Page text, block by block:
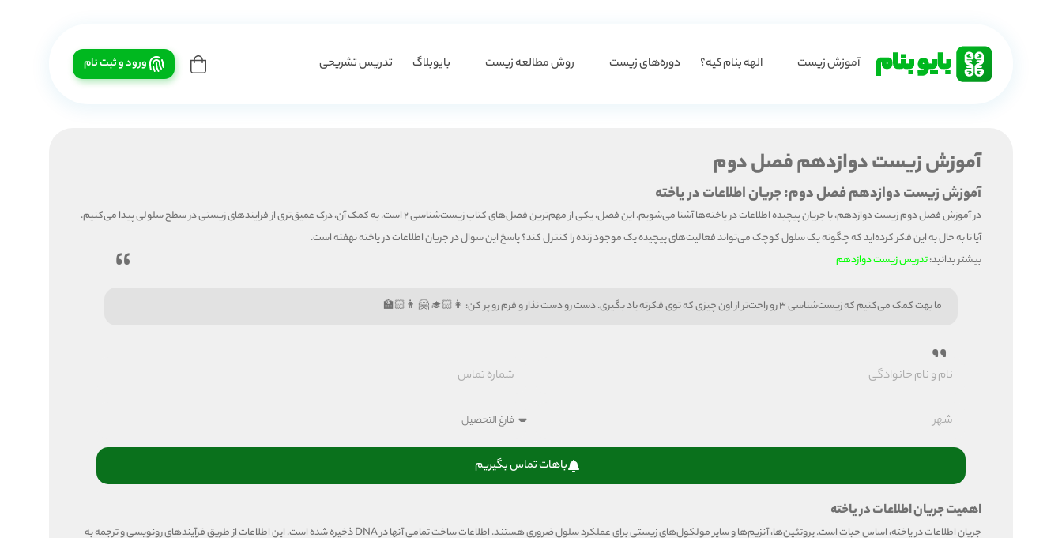
آموزش زیست الهه بنام کیه؟ دوره‌های زیست روش مطالعه زیست بایوبلاگ تدریس تشریحی ورود و ثبت نام
آموزش زیست دوازدهم فصل دوم
آموزش زیست دوازدهم فصل دوم: جریان اطلاعات در یاخته
در آموزش فصل دوم زیست دوازدهم، با جریان پیچیده اطلاعات در یاخته‌ها آشنا می‌شویم. این فصل، یکی از مهم‌ترین فصل‌های کتاب زیست‌شناسی 2 است. به کمک آن، درک عمیق‌تری از فرایندهای زیستی در سطح سلولی پیدا می‌کنیم.
آیا تا به حال به این فکر کرده‌اید که چگونه یک سلول کوچک می‌تواند فعالیت‌های پیچیده یک موجود زنده را کنترل کند؟ پاسخ این سوال در جریان اطلاعات در یاخته نهفته است.
بیشتر بدانید:تدریس زیست دوازدهم
ما بهت کمک می‌کنیم که زیست‌شناسی 3 رو راحت‌تر از اون چیزی که توی فکرته یاد بگیری. دست رو دست نذار و فرم رو پر کن: 👩🏻‍🎓 🤗 👨🏻‍🏫
باهات تماس بگیریم
اهمیت جریان اطلاعات در یاخته
جریان اطلاعات در یاخته، اساس حیات است. پروتئین‌ها، آنزیم‌ها و سایر مولکول‌های زیستی برای عملکرد سلول ضروری هستند. اطلاعات ساخت تمامی آنها در DNA ذخیره شده است. این اطلاعات از طریق فرآیندهای رونویسی و ترجمه به